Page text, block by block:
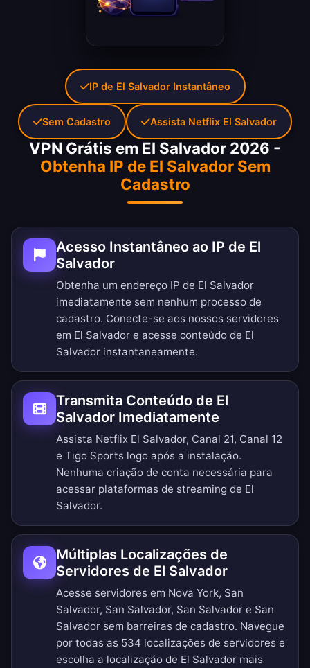
VPN Grátis em El Salvador 2026 -
Obtenha IP de El Salvador Sem
Cadastro
Acesso Instantâneo ao IP de El
Salvador
Obtenha um endereço IP de El Salvador
imediatamente sem nenhum processo de
cadastro. Conecte-se aos nossos servidores
em El Salvador e acesse conteúdo de El
Salvador instantaneamente.
Transmita Conteúdo de El
Salvador Imediatamente
Assista Netflix El Salvador, Canal 21, Canal 12
e Tigo Sports logo após a instalação.
Nenhuma criação de conta necessária para
acessar plataformas de streaming de El
Salvador.
Múltiplas Localizações de
Servidores de El Salvador
Acesse servidores em Nova York, San
Salvador, San Salvador, San Salvador e San
Salvador sem barreiras de cadastro. Navegue
por todas as 534 localizações de servidores e
escolha a localização de El Salvador mais
IP de El Salvador Instantâneo
Sem Cadastro Assista Netflix El Salvador